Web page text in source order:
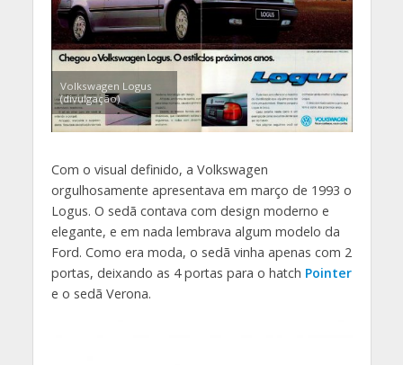
Volkswagen Logus
(divulgação)
Com o visual definido, a Volkswagen
orgulhosamente apresentava em março de 1993 o
Logus. O sedã contava com design moderno e
elegante, e em nada lembrava algum modelo da
Ford. Como era moda, o sedã vinha apenas com 2
portas, deixando as 4 portas para o hatch Pointer
e o sedã Verona.